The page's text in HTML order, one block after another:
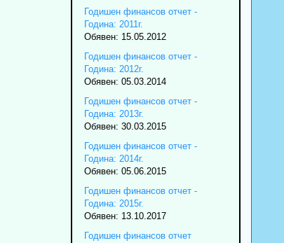
Годишен финансов отчет -
Година: 2011г.
Обявен: 15.05.2012
Годишен финансов отчет -
Година: 2012г.
Обявен: 05.03.2014
Годишен финансов отчет -
Година: 2013г.
Обявен: 30.03.2015
Годишен финансов отчет -
Година: 2014г.
Обявен: 05.06.2015
Годишен финансов отчет -
Година: 2015г.
Обявен: 13.10.2017
Годишен финансов отчет